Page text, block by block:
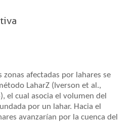
zonas afectadas por lahares se
LaharZ (Iverson et al.,
el cual asocia el volumen del
por un lahar. Hacia el
avanzarían por la cuenca del